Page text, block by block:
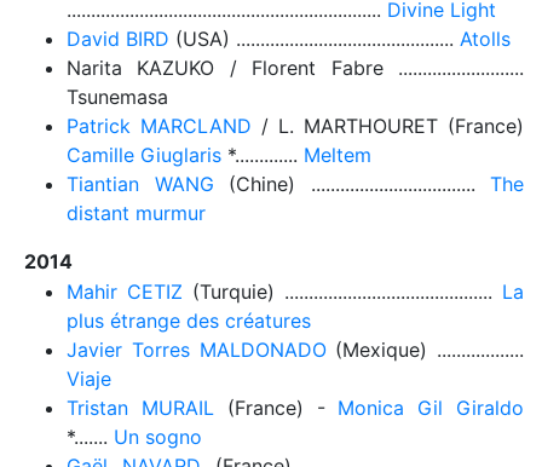
................................................................. Divine Light
David BIRD (USA) ............................................. Atolls
Narita KAZUKO / Florent Fabre ..........................
Tsunemasa
Patrick MARCLAND / L. MARTHOURET (France)
Camille Giuglaris *............. Meltem
Tiantian WANG (Chine) .................................. The
distant murmur
2014
Mahir CETIZ (Turquie) ........................................... La
plus étrange des créatures
Javier Torres MALDONADO(Mexique) ..................
Viaje
Tristan MURAIL(France) - Monica Gil Giraldo
*....... Un sogno